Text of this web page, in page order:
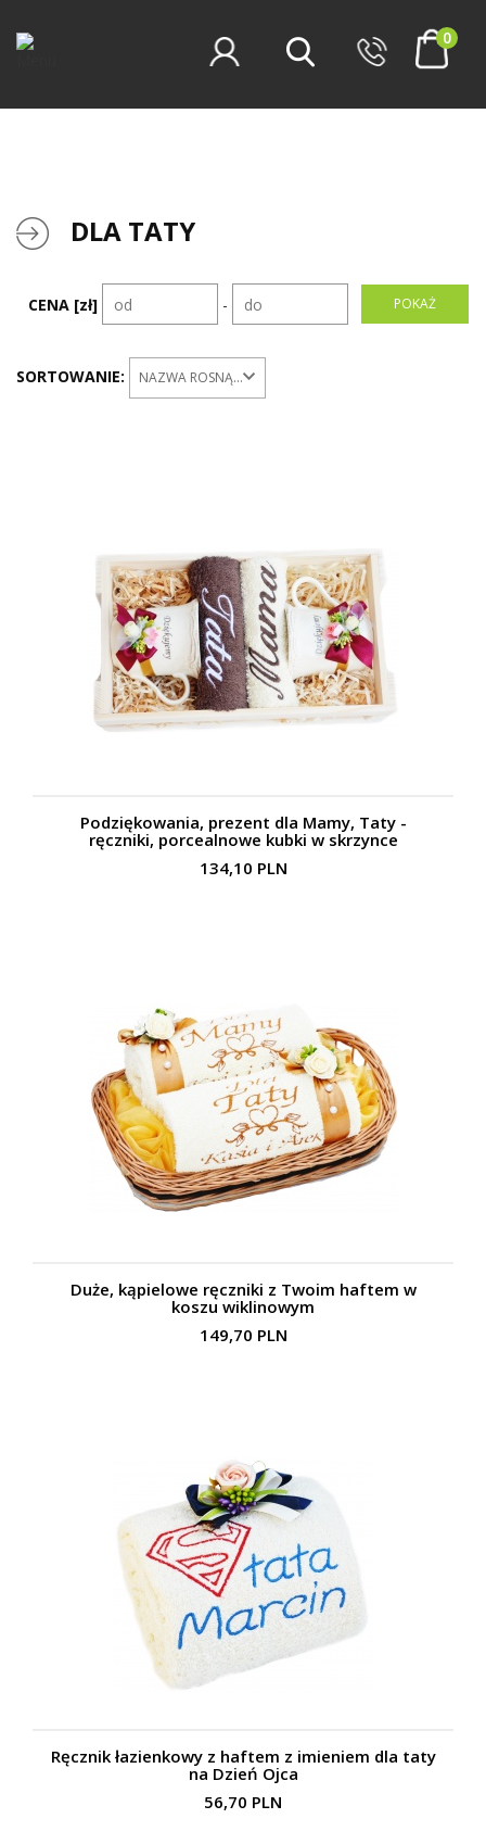
0
DLA TATY
CENA [zł] -
SORTOWANIE: NAZWA ROSNĄCO
Podziękowania, prezent dla Mamy, Taty -
ręczniki, porcealnowe kubki w skrzynce
134,10 PLN
Duże, kąpielowe ręczniki z Twoim haftem w
koszu wiklinowym
149,70 PLN
Ręcznik łazienkowy z haftem z imieniem dla taty
na Dzień Ojca
56,70 PLN